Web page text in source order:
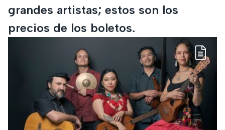
grandes artistas; estos son los
precios de los boletos.